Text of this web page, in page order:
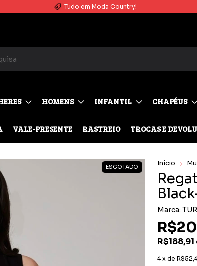
Parcele no cartão em até 10X SEM JUROS (Parcela mínima de
HOMENS INFANTIL CHAPÉUS
VALE-PRESENTE RASTREIO TROCAS E
ESGOTADO Início
Marca:
R$188,91
4 x de